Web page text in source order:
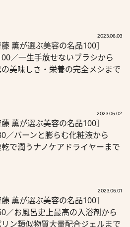
2023.06.03
藤 薫が選ぶ美容の名品100］
／一生手放せないブラシから
美味しさ・栄養の完全メシまで
2023.06.02
藤 薫が選ぶ美容の名品100］
／バーンと膨らむ化粧液から
で潤うナノケアドライヤーまで
2023.06.01
藤 薫が選ぶ美容の名品100］
／お風呂史上最高の入浴剤から
ン類似物質大量配合ジェルまで